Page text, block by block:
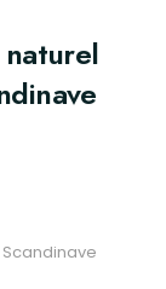
naturel